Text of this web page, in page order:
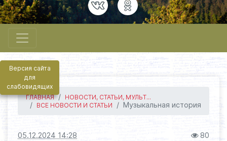
Версия сайта
для
слабовидящих
ГЛАВНАЯ
НОВОСТИ, СТАТЬИ, МУЛЬТ...
ВСЕ НОВОСТИ И СТАТЬИ
Музыкальная история
05.12.2024 14:28 80